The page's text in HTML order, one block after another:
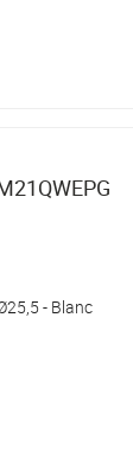
- Blanc